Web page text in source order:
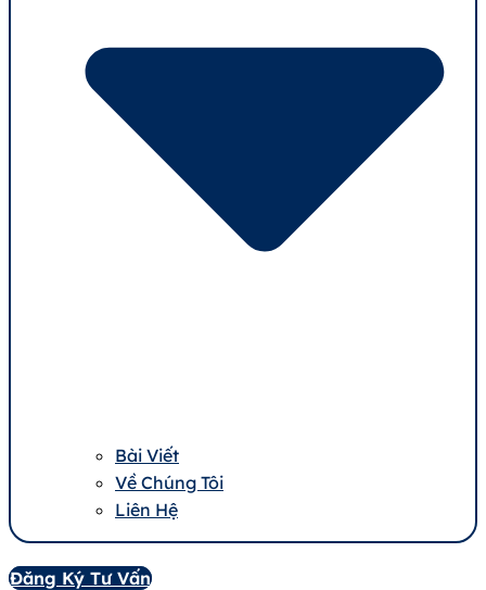
Bài Viết
Về Chúng Tôi
Liên Hệ
Đăng Ký Tư Vấn